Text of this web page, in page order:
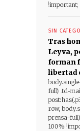
!important;
SIN
Tras
Leyva,
forman
libertad
full) .td-
row,
prensa-
100%